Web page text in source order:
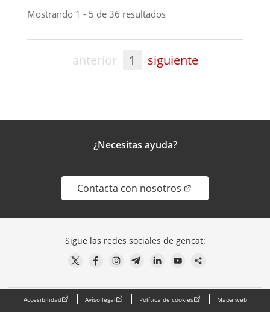
Mostrando 1 - 5 de 36 resultados
anterior 1 siguiente
¿Necesitas ayuda?
Contacta con nosotros . Abrir en una
Sigue las redes sociales de gencat:
Accesibilidad Avíso legal Política de cookies
Mapa web